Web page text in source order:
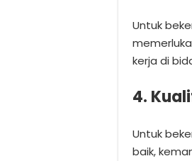
Untuk
kerja di
4.
Untuk
baik,